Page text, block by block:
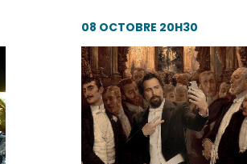
08 OCTOBRE 20H30